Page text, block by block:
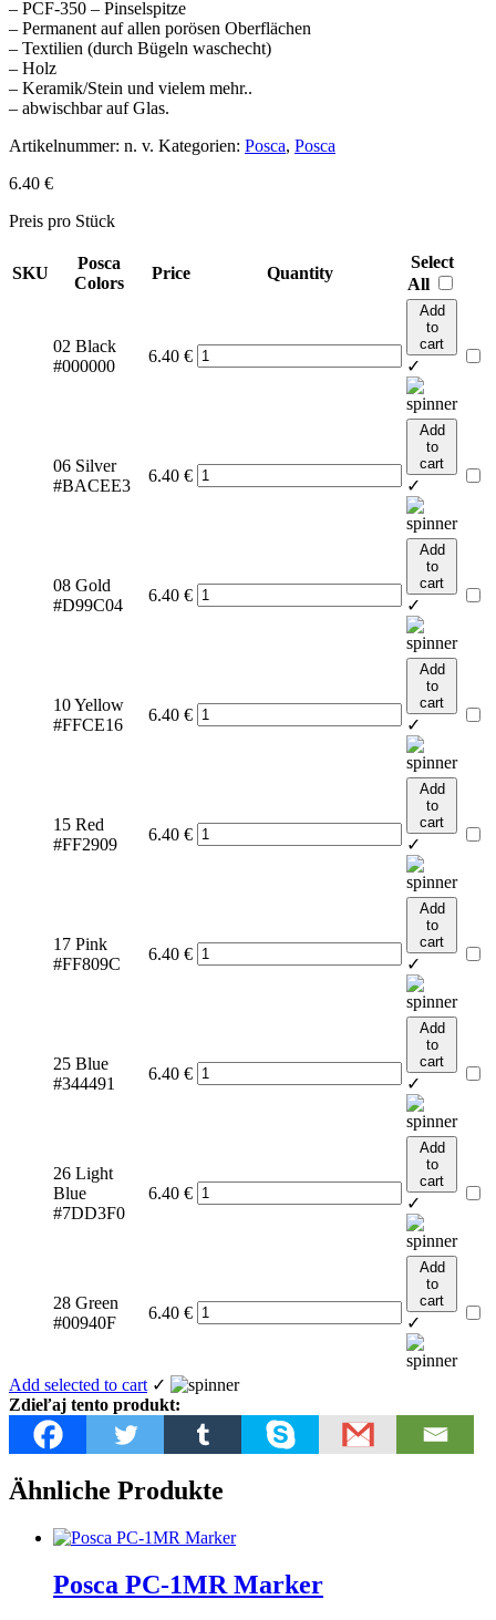
– PCF-350 – Pinselspitze
– Permanent auf allen porösen Oberflächen
– Textilien (durch Bügeln waschecht)
– Holz
– Keramik/Stein und vielem mehr..
– abwischbar auf Glas.
Artikelnummer: n. v. Kategorien: Posca, Posca
6.40 €
Preis pro Stück
SKU
Posca
Colors
Price Quantity
Select
All
02 Black
#000000
6.40 €
Add
to
cart
✓
06 Silver
#BACEE3
6.40 €
Add
to
cart
✓
08 Gold
#D99C04
6.40 €
Add
to
cart
✓
10 Yellow
#FFCE16
6.40 €
Add
to
cart
✓
15 Red
#FF2909
6.40 €
Add
to
cart
✓
17 Pink
#FF809C
6.40 €
Add
to
cart
✓
25 Blue
#344491
6.40 €
Add
to
cart
✓
26 Light
Blue
#7DD3F0
6.40 €
Add
to
cart
✓
28 Green
#00940F
6.40 €
Add
to
cart
✓
Add selected to cart ✓
Zdieľaj tento produkt:
Ähnliche Produkte
Posca PC-1MR Marker